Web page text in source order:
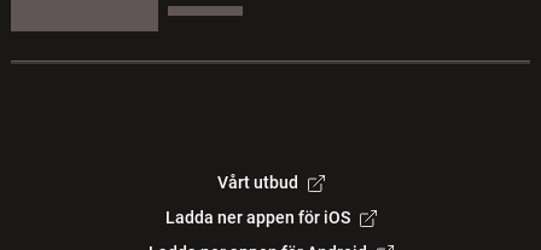
Vårt utbud
Ladda ner appen för iOS